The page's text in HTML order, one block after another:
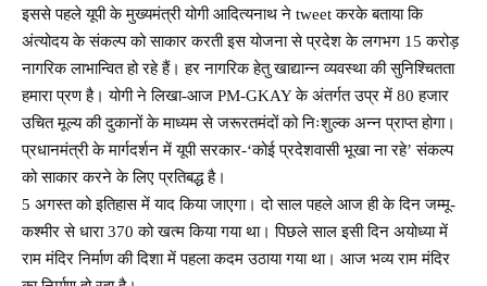
इससे पहले यूपी के मुख्यमंत्री योगी आदित्यनाथ ने tweet करके बताया कि
अंत्योदय के संकल्प को साकार करती इस योजना से प्रदेश के लगभग 15 करोड़
नागरिक लाभान्वित हो रहे हैं। हर नागरिक हेतु खाद्यान्न व्यवस्था की सुनिश्चितता
हमारा प्रण है। योगी ने लिखा-आज PM-GKAY के अंतर्गत उप्र में 80 हजार
उचित मूल्य की दुकानों के माध्यम से जरूरतमंदों को निःशुल्क अन्न प्राप्त होगा।
प्रधानमंत्री के मार्गदर्शन में यूपी सरकार-‘कोई प्रदेशवासी भूखा ना रहे’ संकल्प
को साकार करने के लिए प्रतिबद्ध है।
5 अगस्त को इतिहास में याद किया जाएगा। दो साल पहले आज ही के दिन जम्मू-
कश्मीर से धारा 370 को खत्म किया गया था। पिछले साल इसी दिन अयोध्या में
राम मंदिर निर्माण की दिशा में पहला कदम उठाया गया था। आज भव्य राम मंदिर